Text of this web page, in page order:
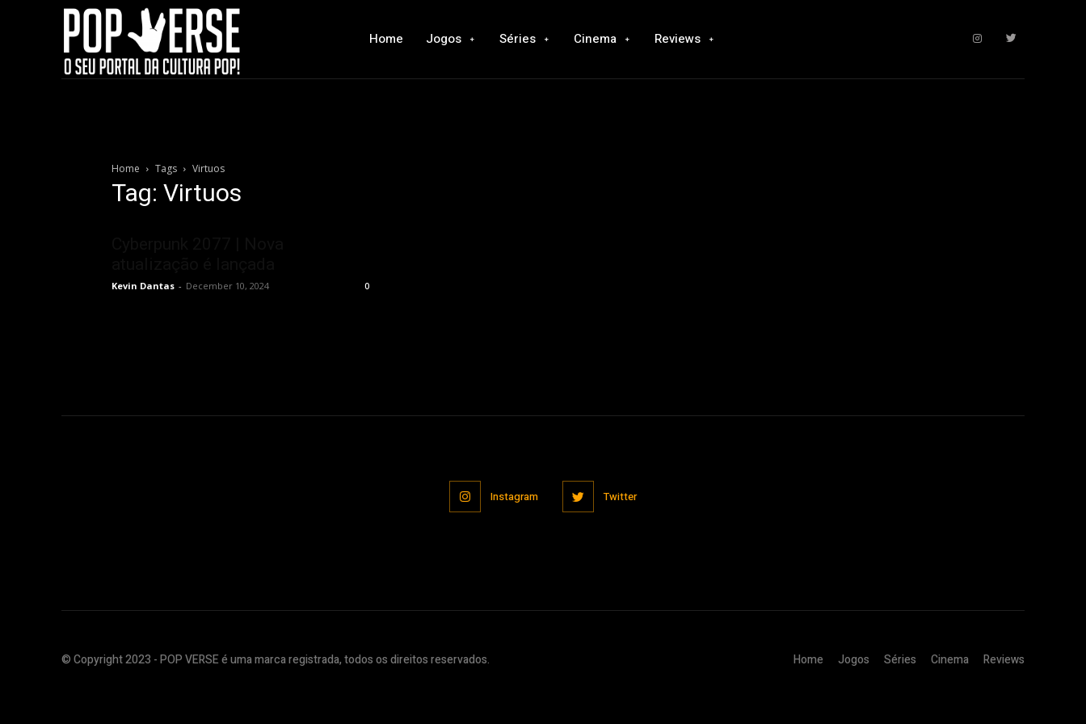
Home Jogos Séries Cinema Reviews
Home Tags Virtuos
Tag: Virtuos
Kevin Dantas - December 10, 2024 0
Instagram Twitter
© Copyright 2023 - POP VERSE é uma marca registrada, todos os direitos reservados. Home Jogos Séries Cinema Reviews